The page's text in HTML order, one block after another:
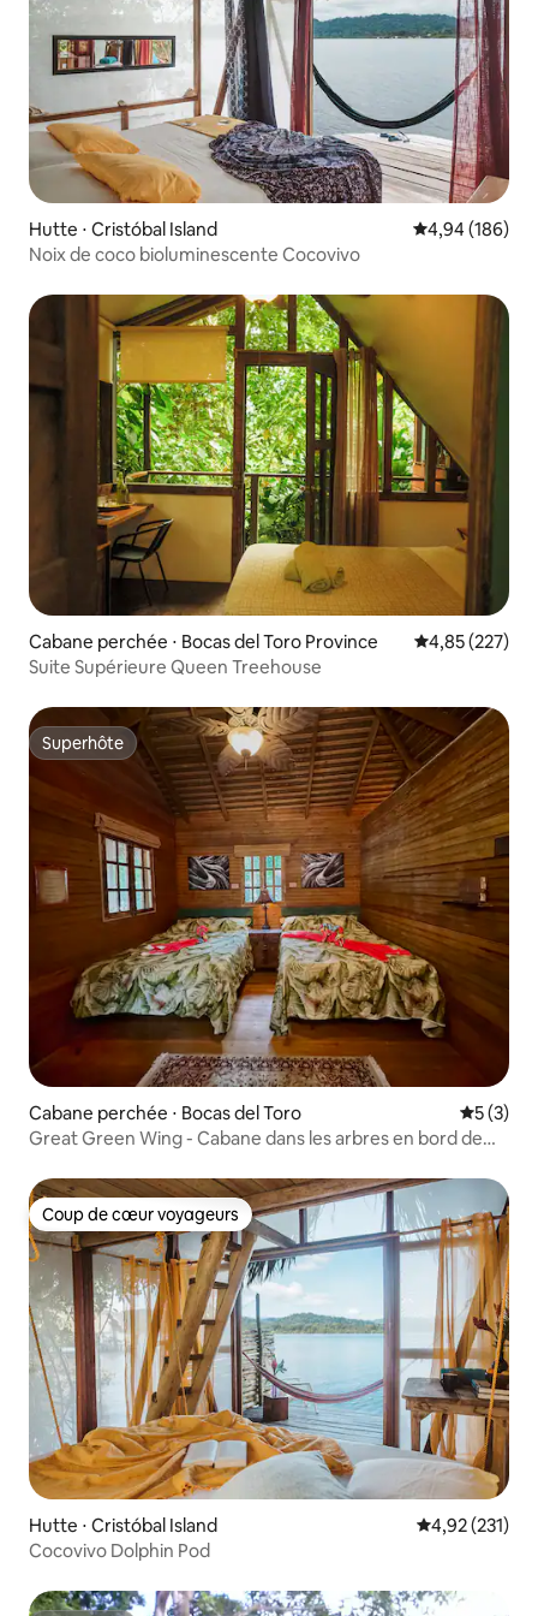
Hutte ⋅ Cristóbal Island Évaluation
4,94 (186)
Noix de coco bioluminescente Cocovivo
Cabane perchée ⋅ Bocas del Toro Province Évaluation
4,85 (227)
Suite Supérieure Queen Treehouse
Superhôte
Superhôte
Cabane perchée ⋅ Bocas del Toro
5 (3)
Great Green Wing - Cabane dans les arbres en bord de
Coup de cœur voyageurs
Coup de cœur voyageurs
Hutte ⋅ Cristóbal Island Évaluation
4,92 (231)
Cocovivo Dolphin Pod